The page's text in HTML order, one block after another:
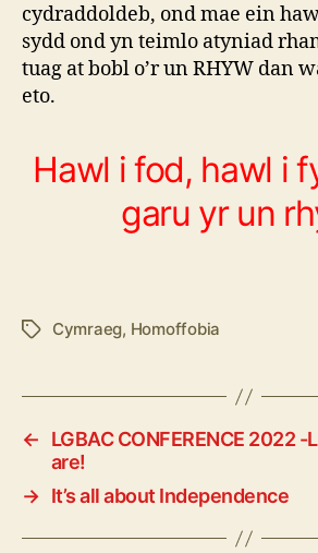
cydraddoldeb, ond mae ein
sydd ond yn teimlo atyniad
tuag at bobl o’r un RHYW dan
eto.
Hawl i fod, hawl i
garu yr un
TagsCymraeg, Homoffobia
←
LGBAC CONFERENCE 2022
are!
→ It’s all about Independence